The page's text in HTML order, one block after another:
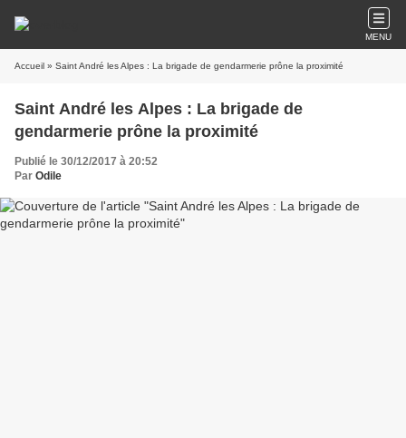
MENU
Accueil » Saint André les Alpes : La brigade de gendarmerie prône la proximité
Saint André les Alpes : La brigade de
gendarmerie prône la proximité
Publié le 30/12/2017 à 20:52
Par Odile